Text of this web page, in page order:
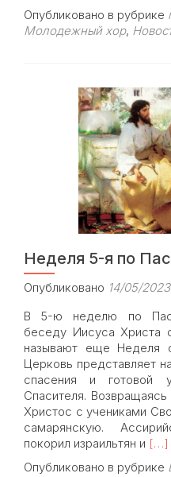
about
19
финисаже
выставки
работ
Екатерины
Кудрявцевой
и
Петра
Григорьева
«От
Земли
Небесам»
молодежный
храма
Знамения
Опубликовано в рубрике
Молодежный хор,
Неделя 5-я по
Опубликовано 14/05/2023
В 5-ю неделю по
беседу Иисуса Христа
называют еще Неделя
Церковь представляет
спасения и готовой
Спасителя.
Христос с учениками
самарянскую.
покорил израильтян и Read
[…]
Опубликовано в рубрике